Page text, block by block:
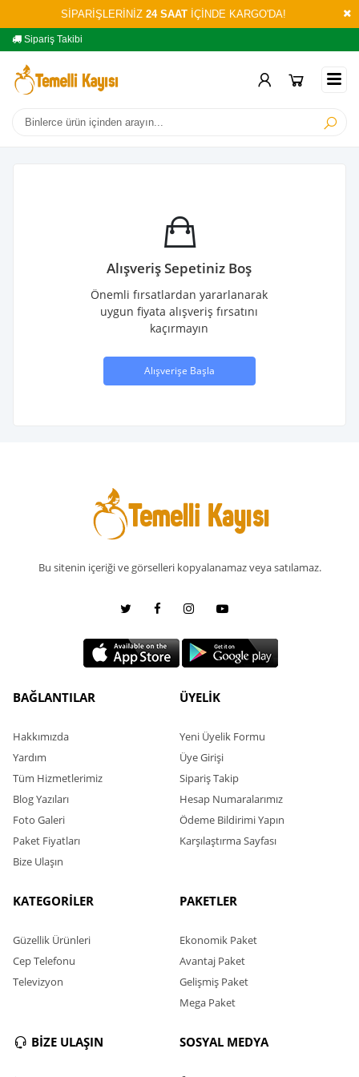
SİPARİŞLERİNİZ24 SAAT İÇİNDE KARGO'DA!
Sipariş Takibi
Alışveriş Sepetiniz Boş
Önemli fırsatlardan yararlanarak
uygun fiyata alışveriş fırsatını
kaçırmayın
Alışverişe Başla
Bu sitenin içeriği ve görselleri kopyalanamaz veya satılamaz.
BAĞLANTILAR
Hakkımızda
Yardım
Tüm Hizmetlerimiz
Blog Yazıları
Foto Galeri
Paket Fiyatları
Bize Ulaşın
ÜYELİK
Yeni Üyelik Formu
Üye Girişi
Sipariş Takip
Hesap Numaralarımız
Ödeme Bildirimi Yapın
Karşılaştırma Sayfası
KATEGORİLER
Güzellik Ürünleri
Cep Telefonu
Televizyon
PAKETLER
Ekonomik Paket
Avantaj Paket
Gelişmiş Paket
Mega Paket
BİZE ULAŞIN SOSYAL MEDYA